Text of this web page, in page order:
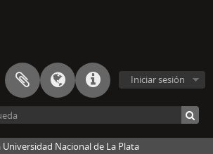
Iniciar sesión
Universidad Nacional de La Plata